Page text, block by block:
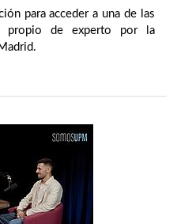
para acceder a una de las
propio de experto por la